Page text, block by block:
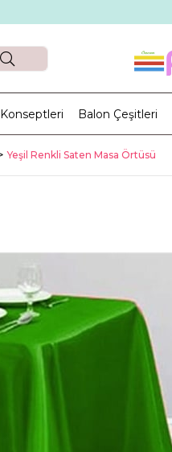
Balon Çeşitleri
Yeşil Renkli Saten Masa Örtüsü